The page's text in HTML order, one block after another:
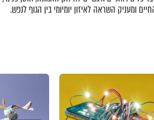
ומעניק השראה לאיזון יומיומי בין הגוף לנפש.